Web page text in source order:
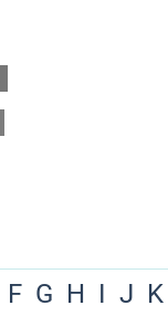
F G H I J K